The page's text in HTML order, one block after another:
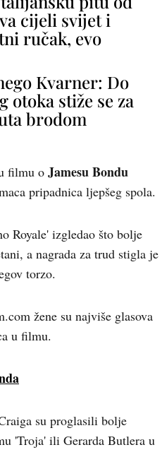
cijeli svijet i
ručak, evo
Kvarner: Do
otoka stiže se za
brodom
filmu o Jamesu Bondu
pripadnica ljepšeg spola.
Royale' izgledao što bolje
a nagrada za trud stigla je
torzo.
žene su najviše glasova
u filmu.
su proglasili bolje
'Troja' ili Gerarda Butlera u